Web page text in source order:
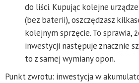
do liści. Kupując kolejne
(bez baterii), oszczędzasz
kolejnym sprzęcie. To sprawia,
inwestycji następuje znacznie
to z samej wymiany opon.
Punkt zwrotu: inwestycja w